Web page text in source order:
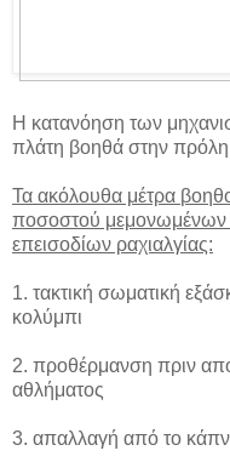
Η κατανόηση των
πλάτη βοηθά στην
Τα ακόλουθα μέτρα
ποσοστού
επεισοδίων ραχιαλγίας:
1. τακτική σωματική
κολύμπι
2. προθέρμανση πριν
αθλήματος
3. απαλλαγή από το